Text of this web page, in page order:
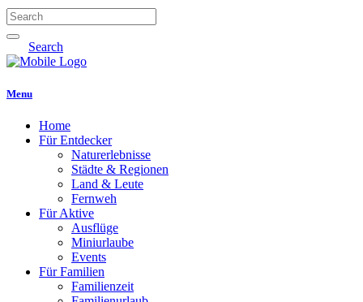
Search
Menu
Home
Für Entdecker
Naturerlebnisse
Städte & Regionen
Land & Leute
Fernweh
Für Aktive
Ausflüge
Miniurlaube
Events
Für Familien
Familienzeit